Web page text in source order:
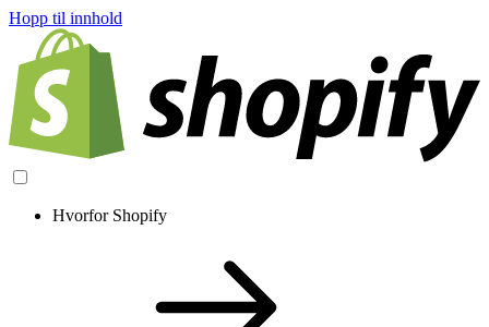
Hopp til innhold
Hvorfor Shopify